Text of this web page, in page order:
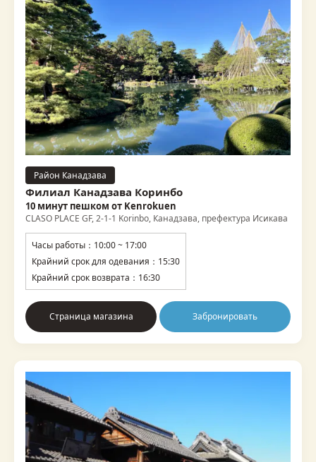
Район Канадзава
Филиал Канадзава Коринбо
10 минут пешком от Kenrokuen
CLASO PLACE GF, 2-1-1 Korinbo, Канадзава, префектура Исикава
Часы работы：10:00 ~ 17:00
Крайний срок для одевания：15:30
Крайний срок возврата：16:30
Страница магазина Забронировать